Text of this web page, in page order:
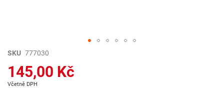
Přeskočit
začátek
galerie
SKU 777030
145,00 Kč
Včetně DPH